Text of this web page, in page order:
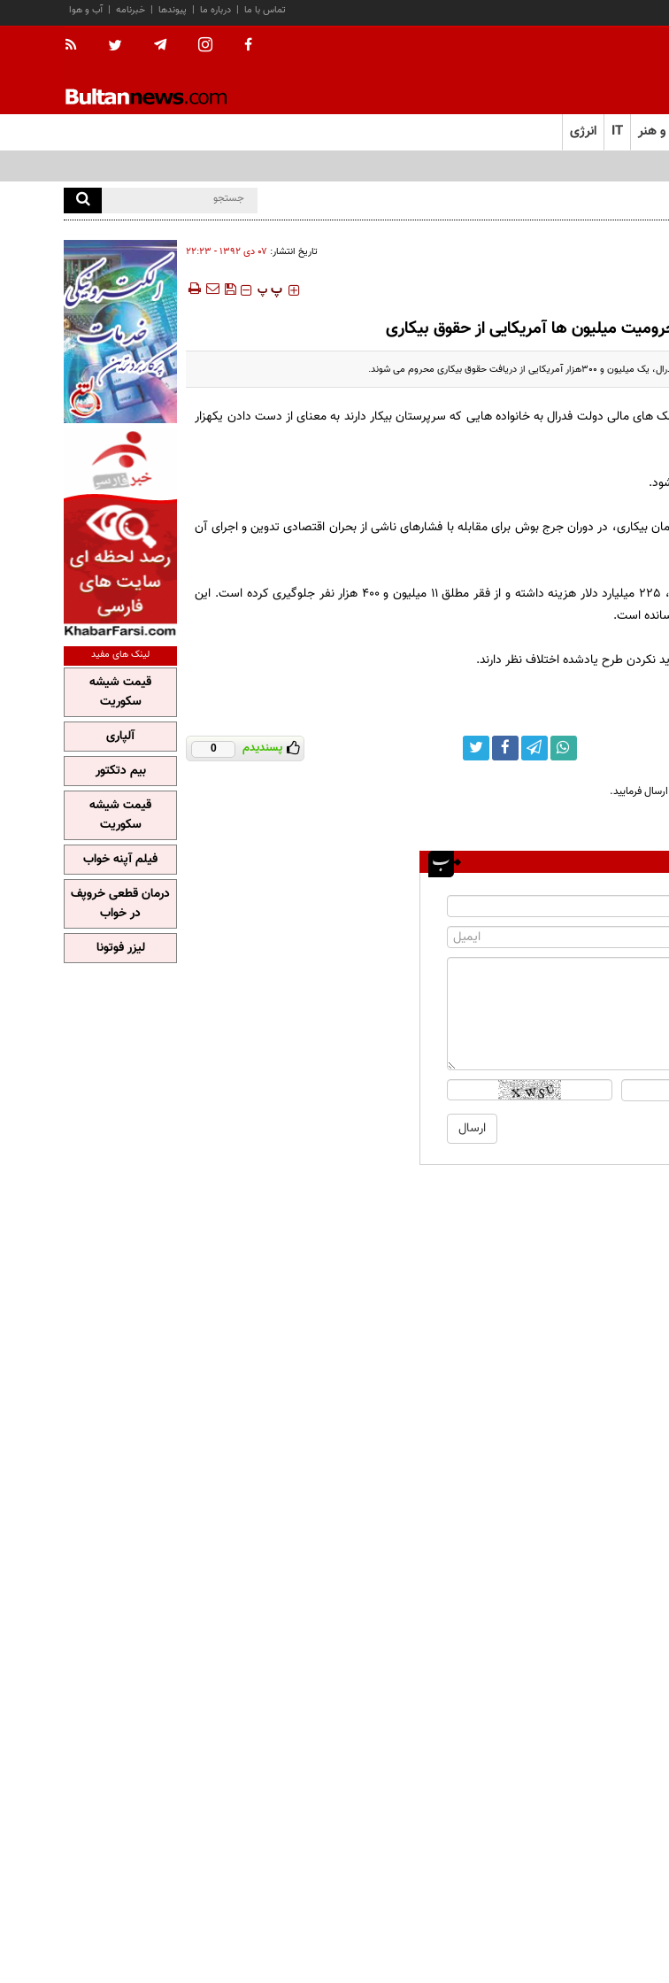
آب و هوا | خبرنامه | پیوندها | درباره ما | تماس با ما
هنر IT انرژی
تاریخ انتشار: ۰۷ دی ۱۳۹۲ - ۲۲:۲۳
‍‍‍ پ پ
میلیون ها آمریکایی از حقوق بیکاری
حقوق بیکاری محروم می شوند.
مالی دولت فدرال به خانواده هایی که سرپرستان بیکار دارند به معنای از دست دادن یکهزار
بیکاری، در دوران جرج بوش برای مقابله با فشارهای ناشی از بحران اقتصادی تدوین و اجرای آن
این طرح از زمان آغاز در سال 2008 تاکنون، 225 میلیارد دلار هزینه داشته و از فقر مطلق 11 میلیون و 400 هزار نفر جلوگیری کرده است. این
نکردن طرح یادشده اختلاف نظر دارند.
پسندیدم 0
فرمایید.
لینک های مفید
قیمت شیشه
سکوریت
آلپاری
بیم دتکتور
قیمت شیشه
سکوریت
فیلم آپنه خواب
درمان قطعی خروپف
در خواب
لیزر فوتونا